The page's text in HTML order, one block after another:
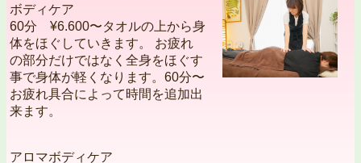
ボディケア
60分 ¥6.600〜タオルの上から身
体をほぐしていきます。 お疲れ
の部分だけではなく全身をほぐす
事で身体が軽くなります。60分〜
お疲れ具合によって時間を追加出
来ます。
アロマボディケア